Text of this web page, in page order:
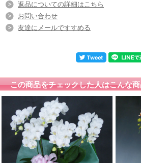
返品についての詳細はこちら
お問い合わせ
友達にメールですすめる
この商品をチェックした人はこんな